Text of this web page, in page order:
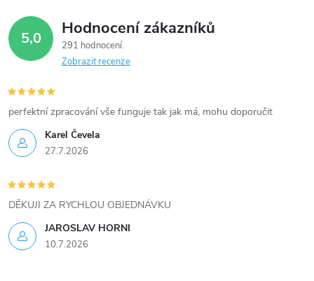
v
ý
p
i
s
u
5,0 Hodnocení zákazníků
291 hodnocení
Zobrazit recenze
Karel Čevela
27.7.2026
perfektní zpracování vše funguje tak jak má, mohu doporučit
JAROSLAV HORNI
10.7.2026
DĚKUJI ZA RYCHLOU OBJEDNÁVKU